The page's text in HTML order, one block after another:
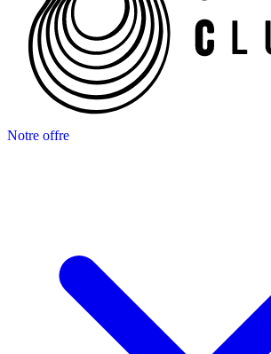
Notre offre